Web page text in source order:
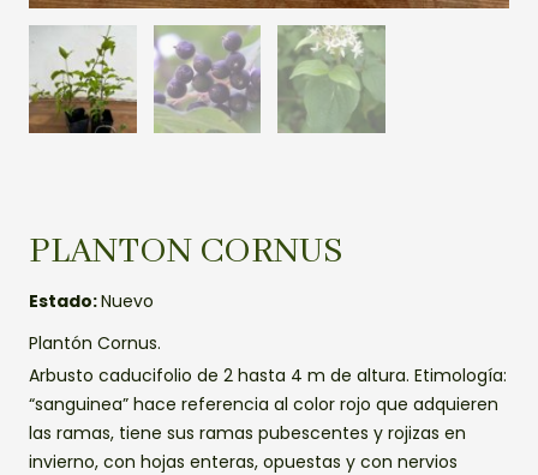
PLANTON CORNUS
Estado:Nuevo
Plantón Cornus.
Arbusto caducifolio de 2 hasta 4 m de altura. Etimología:
“sanguinea” hace referencia al color rojo que adquieren
las ramas, tiene sus ramas pubescentes y rojizas en
invierno, con hojas enteras, opuestas y con nervios